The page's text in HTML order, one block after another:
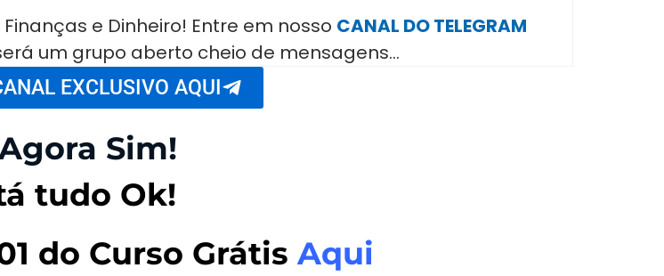
e Dinheiro! Entre em nosso CANAL DO TELEGRAM
um grupo aberto cheio de mensagens…
EXCLUSIVO AQUI
Sim!
tudo Ok!
do Curso GrátisAqui